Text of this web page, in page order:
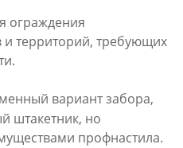
ограждения
территорий, требующих
вариант забора,
штакетник, но
профнастила.